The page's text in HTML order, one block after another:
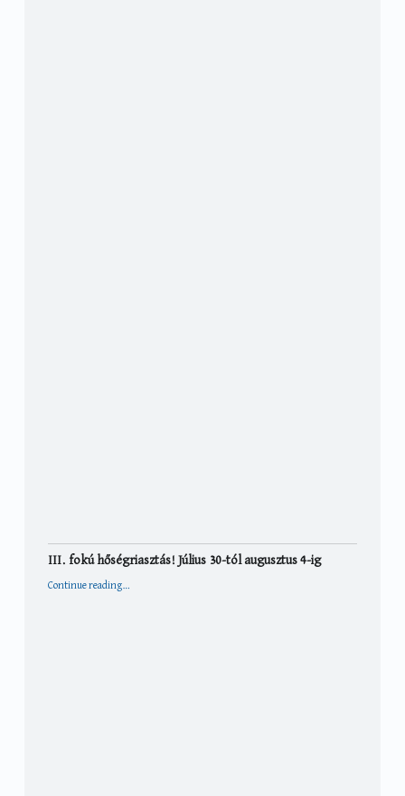
III. fokú hőségriasztás! Július 30-tól augusztus 4-ig
Continue reading“III. fokú hőségriasztás! Július 30-tól augusztus 4-ig”
…